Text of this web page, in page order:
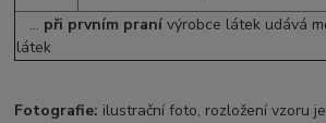
... při prvním praní výrobce látek udává
látek
Fotografie: ilustrační foto, rozložení vzoru